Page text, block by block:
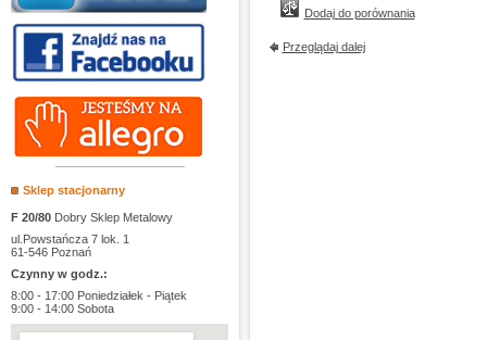
Sklep stacjonarny
F 20/80 Dobry Sklep Metalowy
ul.Powstańcza 7 lok. 1
61-546 Poznań
Czynny w godz.:
8:00 - 17:00 Poniedziałek - Piątek
9:00 - 14:00 Sobota
Dodaj do porównania
Przeglądaj dalej